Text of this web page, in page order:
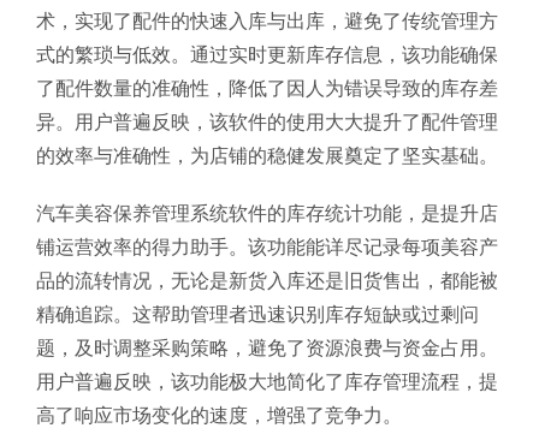
术，实现了配件的快速入库与出库，避免了传统管理方
式的繁琐与低效。通过实时更新库存信息，该功能确保
了配件数量的准确性，降低了因人为错误导致的库存差
异。用户普遍反映，该软件的使用大大提升了配件管理
的效率与准确性，为店铺的稳健发展奠定了坚实基础。
汽车美容保养管理系统软件的库存统计功能，是提升店
铺运营效率的得力助手。该功能能详尽记录每项美容产
品的流转情况，无论是新货入库还是旧货售出，都能被
精确追踪。这帮助管理者迅速识别库存短缺或过剩问
题，及时调整采购策略，避免了资源浪费与资金占用。
用户普遍反映，该功能极大地简化了库存管理流程，提
高了响应市场变化的速度，增强了竞争力。